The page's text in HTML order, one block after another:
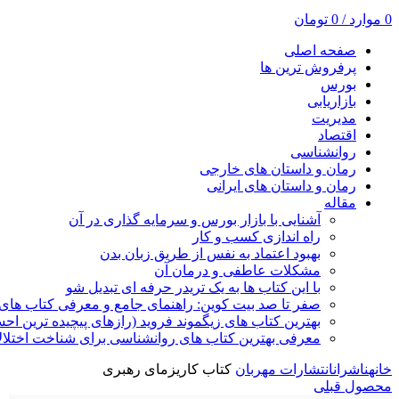
0 موارد /
0 تومان
صفحه اصلی
پرفروش ترین ها
بورس
بازاریابی
مدیریت
اقتصاد
روانشناسی
رمان و داستان های خارجی
رمان و داستان های ایرانی
مقاله
آشنایی با بازار بورس و سرمایه گذاری در آن
راه اندازی کسب و کار
بهبود اعتماد به نفس از طریق زبان بدن
مشکلات عاطفی و درمان آن
با این کتاب ها به یک تریدر حرفه ای تبدیل شو
صفر تا صد بیت کوین: راهنمای جامع و معرفی کتاب های
بهترین کتاب های زیگموند فروید (رازهای پیچیده ترین
معرفی بهترین کتاب های روانشناسی برای شناخت
خانهناشرانانتشارات مهربان کتاب کاریزمای رهبری
محصول قبلی